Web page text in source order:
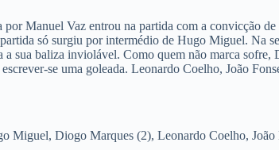
por Manuel Vaz entrou na partida com a convicção
só surgiu por intermédio de Hugo Miguel. Na
a sua baliza inviolável. Como quem não marca
escrever-se uma goleada. Leonardo Coelho, João
Miguel, Diogo Marques (2), Leonardo Coelho, João